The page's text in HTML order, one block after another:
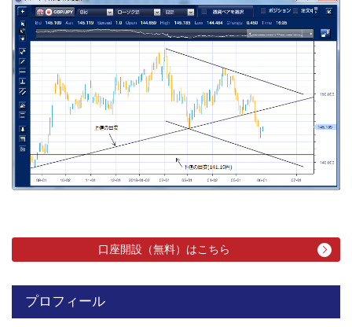
口座開設（無料）はこちら
プロフィール